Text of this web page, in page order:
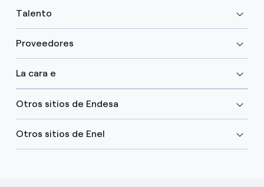
Talento
Proveedores
La cara e
Otros sitios de Endesa
Otros sitios de Enel